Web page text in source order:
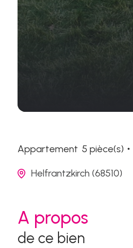
Appartement 5 pièce(s)
Helfrantzkirch (68510)
A propos
de ce bien